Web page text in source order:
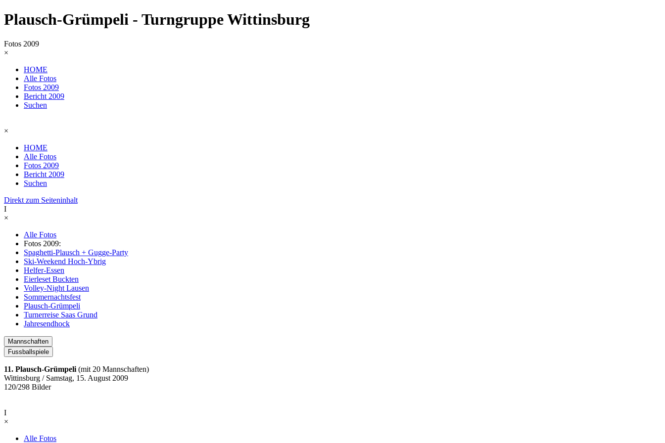
Plausch-Grümpeli - Turngruppe Wittinsburg
Fotos 2009
×
HOME
Alle Fotos
Fotos 2009
Bericht 2009
Suchen
×
HOME
Alle Fotos
Fotos 2009
Bericht 2009
Suchen
Direkt zum Seiteninhalt
I
×
Alle Fotos
Fotos 2009:
Spaghetti-Plausch + Gugge-Party
Ski-Weekend Hoch-Ybrig
Helfer-Essen
Eierleset Buckten
Volley-Night Lausen
Sommernachtsfest
Plausch-Grümpeli
Turnerreise Saas Grund
Jahresendhock
Mannschaften
Fussballspiele
11. Plausch-Grümpeli (mit 20 Mannschaften)
Wittinsburg / Samstag, 15. August 2009
120/298 Bilder
I
×
Alle Fotos